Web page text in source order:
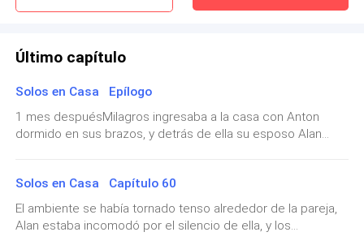
—Hace poco adquirí la casa y estoy haciendo el
está alta?
—¡Ven aquí!
La tomó del brazo y la llevó directo a la cocina casi
demonios te pasa? ¿Quién eres?
Último capítulo
Solos en Casa Epílogo
1 mes despuésMilagros ingresaba a la casa con Anton
dormido en sus brazos, y detrás de ella su esposo Alan
labios decidió romper el silencio.—Iré por el equipaje en lo
que acuestas a los mellizos.—No hace falta que vayas
ahora, tenemos tiempo —acotó agotada dejándose caer
sobre el sofá.—Tomará unos minutos, además debo cerrar
Solos en Casa Capítulo 60
El ambiente se había tornado tenso alrededor de la pareja,
Alan estaba incomodó por el silencio de ella, y los